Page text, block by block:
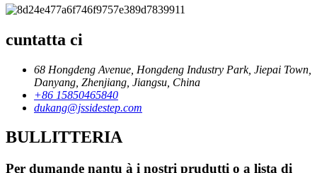
cuntatta ci
68 Hongdeng Avenue, Hongdeng Industry Park, Jiepai Town,
Danyang, Zhenjiang, Jiangsu, China
+86 15850465840
dukang@jssidestep.com
BULLITTERIA
Per dumande nantu à i nostri prudutti o a lista di